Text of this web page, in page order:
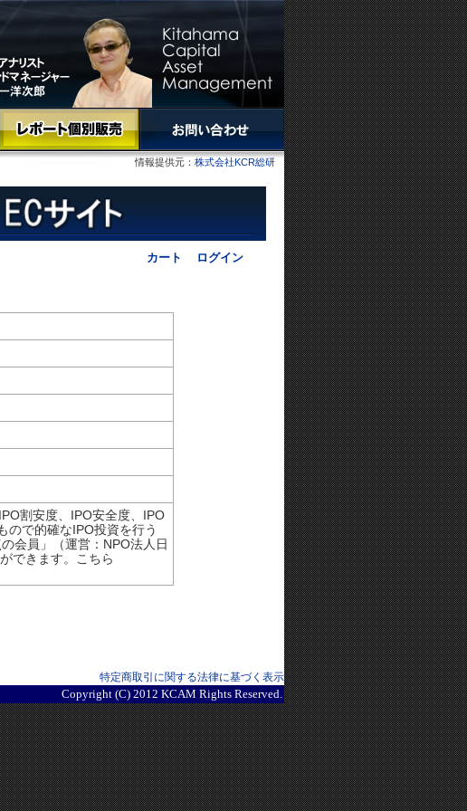
情報提供元： 株式会社KCR総研
カート ログイン
割安度、IPO安全度、IPO
ので的確なIPO投資を行う
会員」（運営：NPO法人日
できます。こちら
特定商取引に関する法律に基づく表示
Copyright (C) 2012 KCAM Rights Reserved.